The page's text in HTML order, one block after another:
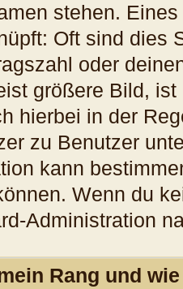
stehen.
Oft sind dies
oder
größere Bild, ist
hierbei in der
zu Benutzer
kann
Wenn du
Administration
Rang und